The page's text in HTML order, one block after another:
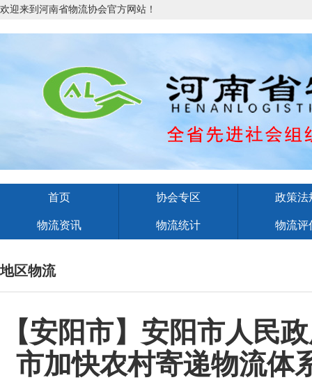
欢迎来到河南省物流协会官方网站！
首页 协会专区 政策法
物流资讯 物流统计 物流评
地区物流
【安阳市】安阳市人民
市加快农村寄递物流体